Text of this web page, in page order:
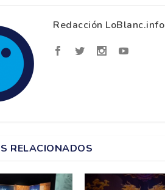
Redacción LoBlanc.info
RELACIONADOS